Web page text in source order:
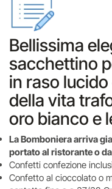
Bellissima
sacchettino
in raso
della vita
oro bianco e
La Bomboniera arriva
portato al ristorante o
Confetti confezione
Confetto al cioccolato o